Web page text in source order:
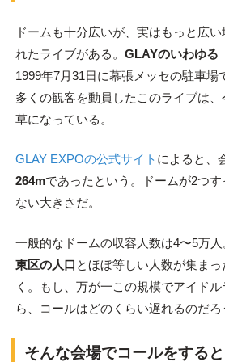
ドームも十分広いが、実はもっと広
れたライブがある。 GLAYのいわゆる
1999年7月31日に幕張メッセの駐車場
多くの観客を動員したこのライブは
草になっている。
GLAY EXPOの公式サイト によると、
264mであったという。ドームが2つ
ない大きさだ。
一般的なドームの収容人数は4〜5万
東区の人口 とほぼ等しい人数が集ま
く。もし、万が一この規模でアイド
ら、コールはどのくらい遅れるのだろ
そんな会場でコールをすると